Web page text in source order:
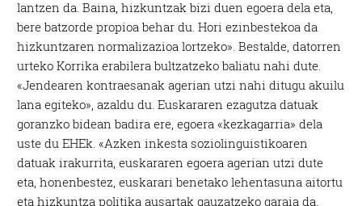
lantzen da. Baina, hizkuntzak bizi duen egoera dela eta,
bere batzorde propioa behar du. Hori ezinbestekoa da
hizkuntzaren normalizazioa lortzeko». Bestalde, datorren
urteko Korrika erabilera bultzatzeko baliatu nahi dute.
«Jendearen kontraesanak agerian utzi nahi ditugu akuilu
lana egiteko», azaldu du. Euskararen ezagutza datuak
goranzko bidean badira ere, egoera «kezkagarria» dela
uste du EHEk. «Azken inkesta soziolinguistikoaren
datuak irakurrita, euskararen egoera agerian utzi dute
eta, honenbestez, euskarari benetako lehentasuna aitortu
eta hizkuntza politika ausartak gauzatzeko garaia da.